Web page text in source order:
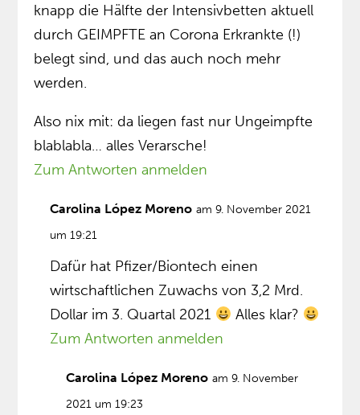
knapp die Hälfte der Intensivbetten aktuell
durch GEIMPFTE an Corona Erkrankte (!)
belegt sind, und das auch noch mehr
werden.
Also nix mit: da liegen fast nur Ungeimpfte
blablabla… alles Verarsche!
Zum Antworten anmelden
Carolina López Moreno am 9. November 2021
um 19:21
Dafür hat Pfizer/Biontech einen
wirtschaftlichen Zuwachs von 3,2 Mrd.
Dollar im 3. Quartal 2021
Alles klar?
Zum Antworten anmelden
Carolina López Moreno am 9. November
2021 um 19:23